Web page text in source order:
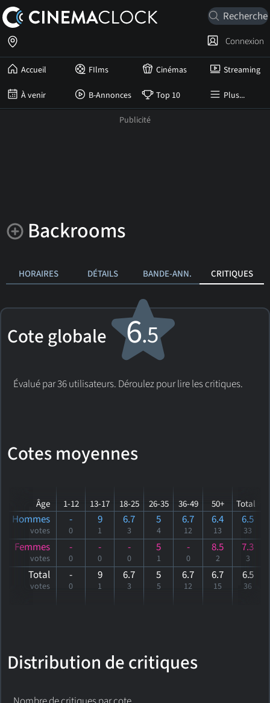
Accueil FIlms Cinémas Streaming
À venir B-Annonces Top 10 Plus...
Connexion
Backrooms
HORAIRES DÉTAILS BANDE-ANN. CRITIQUES
Cote globale 6.5
Évalué par 36 utilisateurs. Déroulez pour lire les critiques.
Cotes moyennes
Âge 1-12 13-17 18-25 26-35 36-49 50+ Total
Hommes
votes
-
0
9
1
6.7
3
5
4
6.7
12
6.4
13
6.5
33
Femmes
votes
-
0
-
0
-
0
5
1
-
0
8.5
2
7.3
3
Total
votes
-
0
9
1
6.7
3
5
5
6.7
12
6.7
15
6.5
36
Distribution de critiques